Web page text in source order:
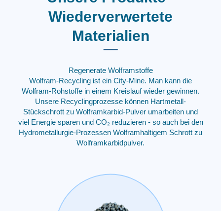
Wiederverwertete
Materialien
Regenerate Wolframstoffe
Wolfram-Recycling ist ein City-Mine. Man kann die
Wolfram-Rohstoffe in einem Kreislauf wieder gewinnen.
Unsere Recyclingprozesse können Hartmetall-
Stückschrott zu Wolframkarbid-Pulver umarbeiten und
viel Energie sparen und CO₂ reduzieren - so auch bei den
Hydrometallurgie-Prozessen Wolframhaltigem Schrott zu
Wolframkarbidpulver.